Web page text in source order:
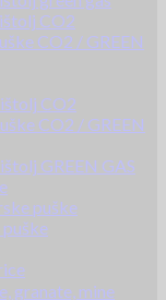
CO2
CO2 / GREEN
CO2
CO2 / GREEN
GREEN GAS
puške
puške
granate, mine